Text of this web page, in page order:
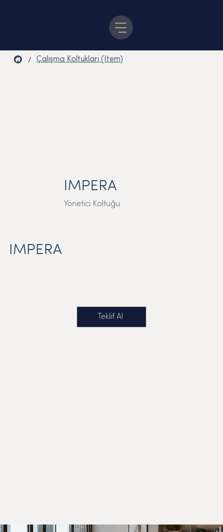
/ Çalışma Koltukları (Item)
Yönetici Koltuğu
IMPERA
IMPERA
Teklif Al